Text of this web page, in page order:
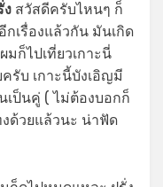
ง สวัสดีครับไหนๆ ก็
กเรื่องแล้วกัน มันเกิด
ก็ไปเที่ยวเกาะนี่
รับ เกาะนี้บังเอิญมี
เป็นคู่ ( ไม่ต้องบอกก็
ด้วยแล้วนะ น่าฟัด